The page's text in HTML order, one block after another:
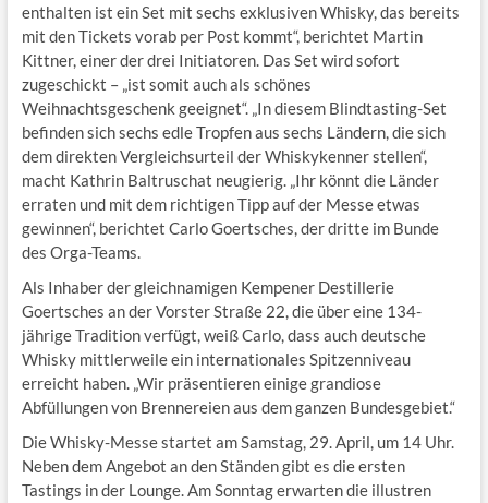
enthalten ist ein Set mit sechs exklusiven Whisky, das bereits
mit den Tickets vorab per Post kommt“, berichtet Martin
Kittner, einer der drei Initiatoren. Das Set wird sofort
zugeschickt – „ist somit auch als schönes
Weihnachtsgeschenk geeignet“. „In diesem Blindtasting-Set
befinden sich sechs edle Tropfen aus sechs Ländern, die sich
dem direkten Vergleichsurteil der Whiskykenner stellen“,
macht Kathrin Baltruschat neugierig. „Ihr könnt die Länder
erraten und mit dem richtigen Tipp auf der Messe etwas
gewinnen“, berichtet Carlo Goertsches, der dritte im Bunde
des Orga-Teams.
Als Inhaber der gleichnamigen Kempener Destillerie
Goertsches an der Vorster Straße 22, die über eine 134-
jährige Tradition verfügt, weiß Carlo, dass auch deutsche
Whisky mittlerweile ein internationales Spitzenniveau
erreicht haben. „Wir präsentieren einige grandiose
Abfüllungen von Brennereien aus dem ganzen Bundesgebiet.“
Die Whisky-Messe startet am Samstag, 29. April, um 14 Uhr.
Neben dem Angebot an den Ständen gibt es die ersten
Tastings in der Lounge. Am Sonntag erwarten die illustren